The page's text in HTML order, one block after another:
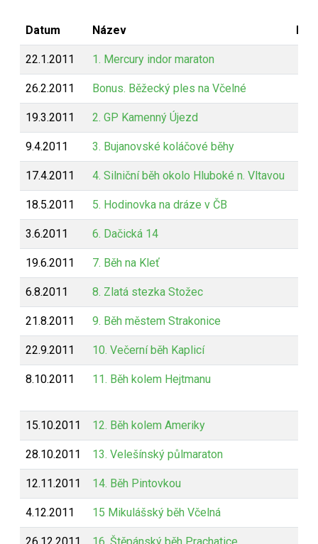
Datum Název
22.1.2011 1. Mercury indor maraton
26.2.2011 Bonus. Běžecký ples na Včelné
19.3.2011 2. GP Kamenný Újezd
9.4.2011 3. Bujanovské koláčové běhy
17.4.2011 4. Silniční běh okolo Hluboké n. Vltavou
18.5.2011 5. Hodinovka na dráze v ČB
3.6.2011 6. Dačická 14
19.6.2011 7. Běh na Kleť
6.8.2011 8. Zlatá stezka Stožec
21.8.2011 9. Běh městem Strakonice
22.9.2011 10. Večerní běh Kaplicí
8.10.2011 11. Běh kolem Hejtmanu
15.10.2011 12. Běh kolem Ameriky
28.10.2011 13. Velešínský půlmaraton
12.11.2011 14. Běh Pintovkou
4.12.2011 15 Mikulášský běh Včelná